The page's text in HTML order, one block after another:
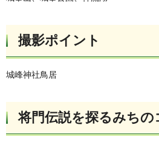
撮影ポイント
城峰神社鳥居
将門伝説を探るみち